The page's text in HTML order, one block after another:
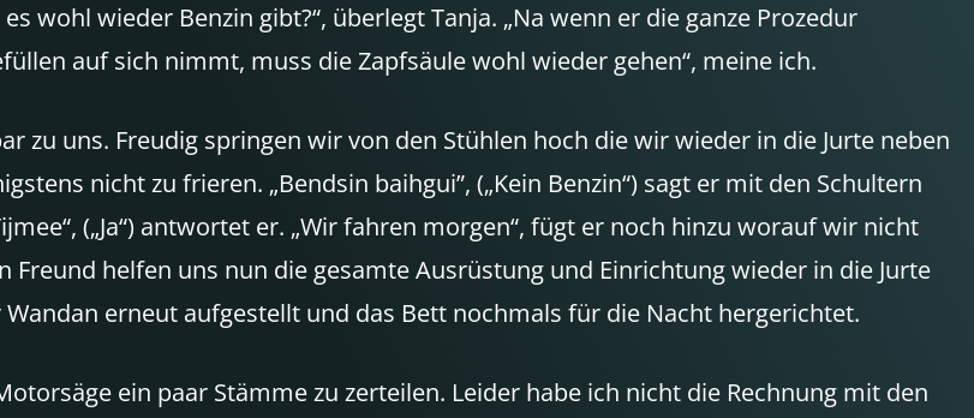
wohl wieder Benzin gibt?“, überlegt Tanja. „Na wenn er die ganze Prozedur
auf sich nimmt, muss die Zapfsäule wohl wieder gehen“, meine ich.
zu uns. Freudig springen wir von den Stühlen hoch die wir wieder in die Jurte neben
nicht zu frieren. „Bendsin baihgui”, („Kein Benzin“) sagt er mit den Schultern
(„Ja“) antwortet er. „Wir fahren morgen“, fügt er noch hinzu worauf wir nicht
helfen uns nun die gesamte Ausrüstung und Einrichtung wieder in die Jurte
erneut aufgestellt und das Bett nochmals für die Nacht hergerichtet.
ein paar Stämme zu zerteilen. Leider habe ich nicht die Rechnung mit den